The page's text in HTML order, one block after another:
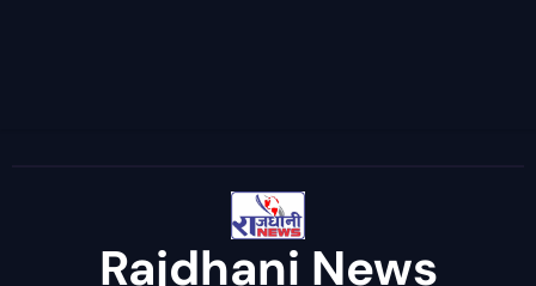
Rajdhani News